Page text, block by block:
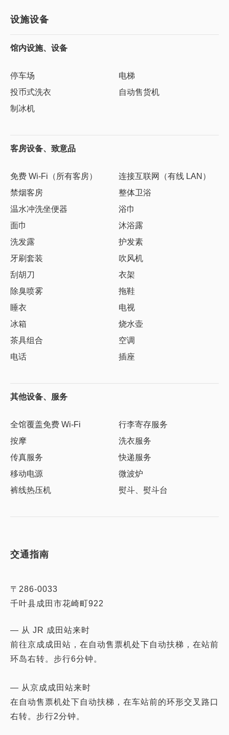
设施设备
馆内设施、设备
停车场
电梯
投币式洗衣
自动售货机
制冰机
客房设备、致意品
免费 Wi-Fi（所有客房）
连接互联网（有线 LAN）
禁烟客房
整体卫浴
温水冲洗坐便器
浴巾
面巾
沐浴露
洗发露
护发素
牙刷套装
吹风机
刮胡刀
衣架
除臭喷雾
拖鞋
睡衣
电视
冰箱
烧水壶
茶具组合
空调
电话
插座
其他设备、服务
全馆覆盖免费 Wi-Fi
行李寄存服务
按摩
洗衣服务
传真服务
快递服务
移动电源
微波炉
裤线热压机
熨斗、熨斗台
交通指南
〒286-0033
千叶县成田市花崎町922
— 从 JR 成田站来时
前往京成成田站，在自动售票机处下自动扶梯，在站前
环岛右转。步行6分钟。
— 从京成成田站来时
在自动售票机处下自动扶梯，在车站前的环形交叉路口
右转。步行2分钟。